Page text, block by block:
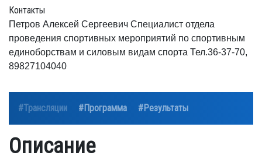
Контакты
Петров Алексей Сергеевич Специалист отдела
проведения спортивных мероприятий по спортивным
единоборствам и силовым видам спорта Тел.36-37-70,
89827104040
#Трансляции #Программа #Результаты
Описание